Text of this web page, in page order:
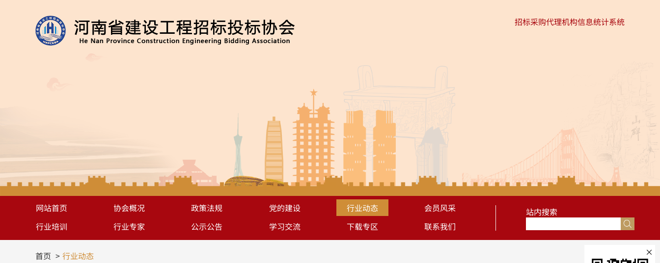
招标采购代理机构信息统计系统
网站首页 协会概况 政策法规 党的建设 行业动态
会员风采
行业培训
行业专家 公示公告 学习交流 下载专区 联系我们
站内搜索
首页 行业动态 ×